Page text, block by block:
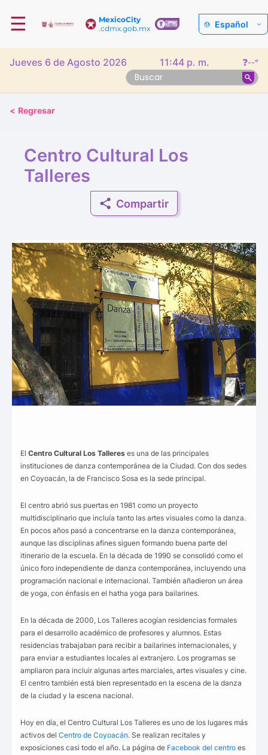
MexicoCity
.cdmx.gob.mx
☰ Español
Jueves 6 de Agosto 2026 11:44 p. m. ❓--°
< Regresar
Centro Cultural Los
Talleres
Compartir
El Centro Cultural Los Talleres es una de las principales
instituciones de danza contemporánea de la Ciudad. Con dos sedes
en Coyoacán, la de Francisco Sosa es la sede principal.
El centro abrió sus puertas en 1981 como un proyecto
multidisciplinario que incluía tanto las artes visuales como la danza.
En pocos años pasó a concentrarse en la danza contemporánea,
aunque las disciplinas afines siguen formando buena parte del
itinerario de la escuela. En la década de 1990 se consolidó como el
único foro independiente de danza contemporánea, incluyendo una
programación nacional e internacional. También añadieron un área
de yoga, con énfasis en el hatha yoga para bailarines.
En la década de 2000, Los Talleres acogían residencias formales
para el desarrollo académico de profesores y alumnos. Estas
residencias trabajaban para recibir a bailarines internacionales, y
para enviar a estudiantes locales al extranjero. Los programas se
ampliaron para incluir algunas artes marciales, artes visuales y cine.
El centro también está bien representado en la escena de la danza
de la ciudad y la escena nacional.
Hoy en día, el Centro Cultural Los Talleres es uno de los lugares más
activos del Centro de Coyoacán. Se realizan recitales y
exposiciones casi todo el año. La página de Facebook del centro es